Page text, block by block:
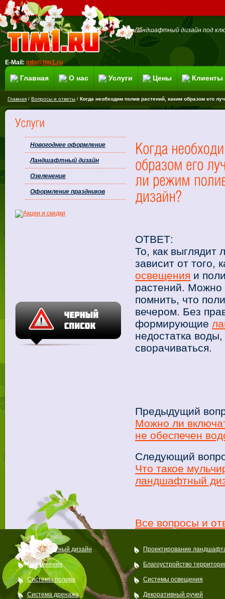
Ландшафтный дизайн под
E-Mail: info@tim1.ru
Главная О нас Услуги Цены Клиенты
Главная/Вопросы и ответы/Когда необходим полив растений, каким образом его
ОТВЕТ:
То, как выглядит
зависит от того,
освещения и
растений. Можно
помнить, что
вечером. Без
формирующие
недостатка
сворачиваться.
Предыдущий
Можно ли
не обеспечен
Следующий
Что такое
ландшафтный
Все вопросы и
Новогоднее оформление
Ландшафтный дизайн
Озеленение
Оформление праздников
Ландшафтный дизайн Проектирование
Озеленение Благоустройство
Системы полива Системы освещения
Система дренажа Декоративный ручей